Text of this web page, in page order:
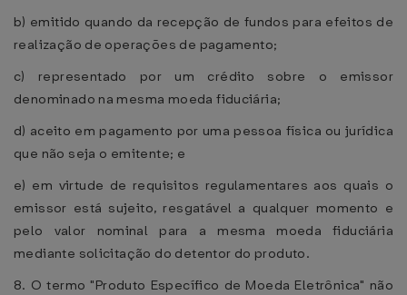
b) emitido quando da recepção de fundos para efeitos de
realização de operações de pagamento;
c) representado por um crédito sobre o emissor
denominado na mesma moeda fiduciária;
d) aceito em pagamento por uma pessoa física ou jurídica
que não seja o emitente; e
e) em virtude de requisitos regulamentares aos quais o
emissor está sujeito, resgatável a qualquer momento e
pelo valor nominal para a mesma moeda fiduciária
mediante solicitação do detentor do produto.
8. O termo "Produto Específico de Moeda Eletrônica" não